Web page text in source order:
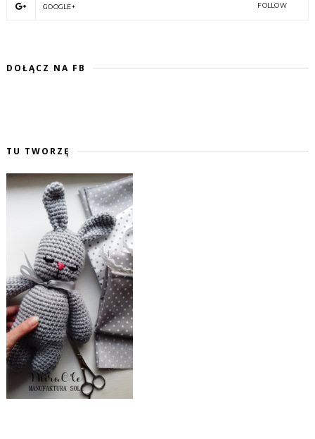
GOOGLE+ FOLLOW
DOŁĄCZ NA FB
TU TWORZĘ